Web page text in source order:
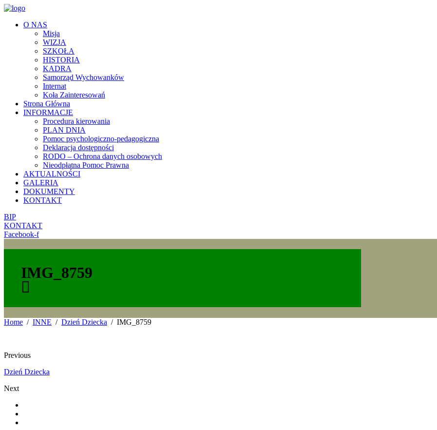
O NAS
Misja
WIZJA
SZKOŁA
HISTORIA
KADRA
Samorząd Wychowanków
Internat
Koła Zainteresowań
Strona Główna
INFORMACJE
Procedura kierowania
PLAN DNIA
Pomoc psychologiczno-pedagogiczna
Deklaracja dostępności
RODO – Ochrona danych osobowych
Nieodpłatna Pomoc Prawna
AKTUALNOŚCI
GALERIA
DOKUMENTY
KONTAKT
BIP
KONTAKT
Facebook-f
IMG_8759
Home INNE Dzień Dziecka IMG_8759
Previous
Dzień Dziecka
Next